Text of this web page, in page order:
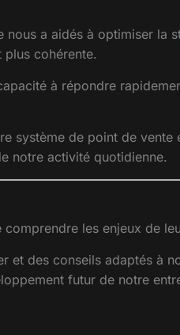
a aidés à optimiser la
cohérente.
à répondre
système de point de vente
notre activité quotidienne.
les enjeux de
et des conseils adaptés à
futur de notre